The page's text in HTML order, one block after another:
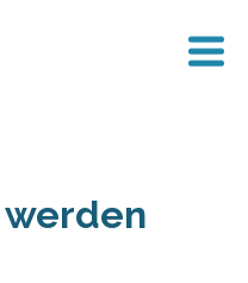
werden